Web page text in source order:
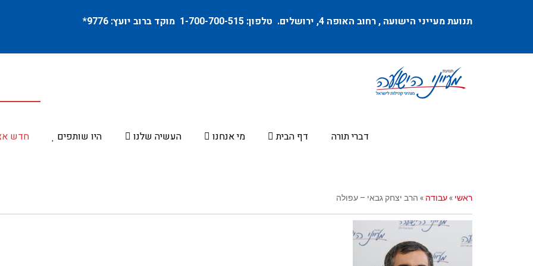
תנועת מעייני הישועה ,רחוב האופה 4 , ירושלים. טלפון: מוקד ברוב יועץ: 9776
*
דברי תורה דף הבית מי אנחנו העשיה שלנו היו שותפים חדש
ראשי »עבודה » הרב יצחק גבאי – עפולה